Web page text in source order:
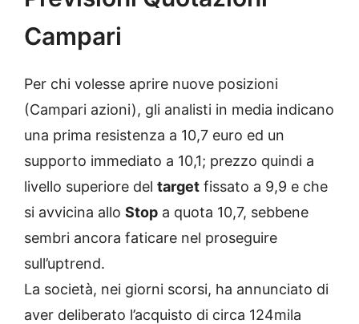
Campari
Per chi volesse aprire nuove posizioni
(Campari azioni), gli analisti in media indicano
una prima resistenza a 10,7 euro ed un
supporto immediato a 10,1; prezzo quindi a
livello superiore del target fissato a 9,9 e che
si avvicina allo Stop a quota 10,7, sebbene
sembri ancora faticare nel proseguire
sull’uptrend.
La società, nei giorni scorsi, ha annunciato di
aver deliberato l’acquisto di circa 124mila